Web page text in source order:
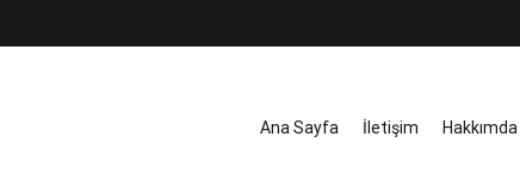
Ana Sayfa İletişim Hakkımda